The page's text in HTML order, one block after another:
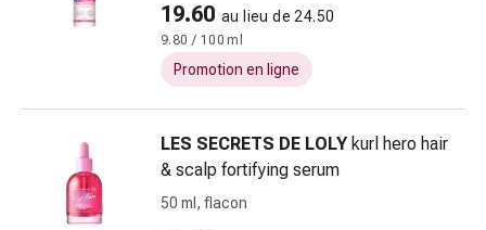
gorge
refroidissement
Toux
Inhalateurs
19.60 au lieu de 24.50
9.80 / 100 ml
Promotion en ligne
LES SECRETS DE LOLY kurl hero hair
& scalp fortifying serum
50 ml, flacon